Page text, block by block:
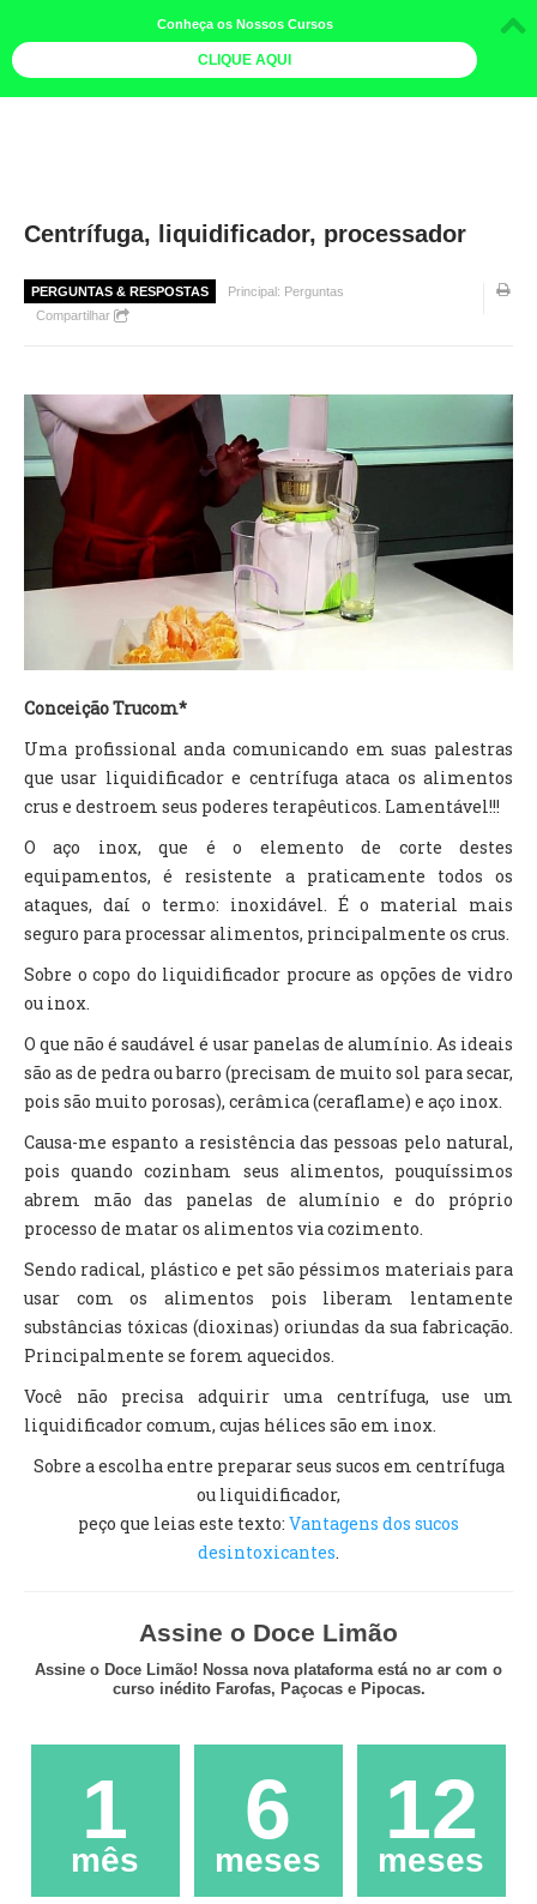
MAIS
BOLETINS
GALERIA DE FOTOS
COLABORADORES
TV DE BEM COM A NATUREZA
FALE CONOSCO
ASSINE O SITE
Centrífuga, liquidificador, processador
PERGUNTAS & RESPOSTAS
Principal: Perguntas
Compartilhar
Conceição Trucom*
Uma profissional anda comunicando em suas palestras
que usar liquidificador e centrífuga ataca os alimentos
crus e destroem seus poderes terapêuticos. Lamentável!!!
O aço inox, que é o elemento de corte destes
equipamentos, é resistente a praticamente todos os
ataques, daí o termo: inoxidável. É o material mais
seguro para processar alimentos, principalmente os crus.
Sobre o copo do liquidificador procure as opções de vidro
ou inox.
O que não é saudável é usar panelas de alumínio. As ideais
são as de pedra ou barro (precisam de muito sol para secar,
pois são muito porosas), cerâmica (ceraflame) e aço inox.
Causa-me espanto a resistência das pessoas pelo natural,
pois quando cozinham seus alimentos, pouquíssimos
abrem mão das panelas de alumínio e do próprio
processo de matar os alimentos via cozimento.
Sendo radical, plástico e pet são péssimos materiais para
usar com os alimentos pois liberam lentamente
substâncias tóxicas (dioxinas) oriundas da sua fabricação.
Principalmente se forem aquecidos.
Você não precisa adquirir uma centrífuga, use um
liquidificador comum, cujas hélices são em inox.
Sobre a escolha entre preparar seus sucos em centrífuga
ou liquidificador,
peço que leias este texto: Vantagens dos sucos
desintoxicantes.
Assine o Doce Limão
Assine o Doce Limão! Nossa nova plataforma está no ar com o
curso inédito Farofas, Paçocas e Pipocas.
1
mês
6
meses
12
meses
Conheça os Nossos Cursos
CLIQUE AQUI